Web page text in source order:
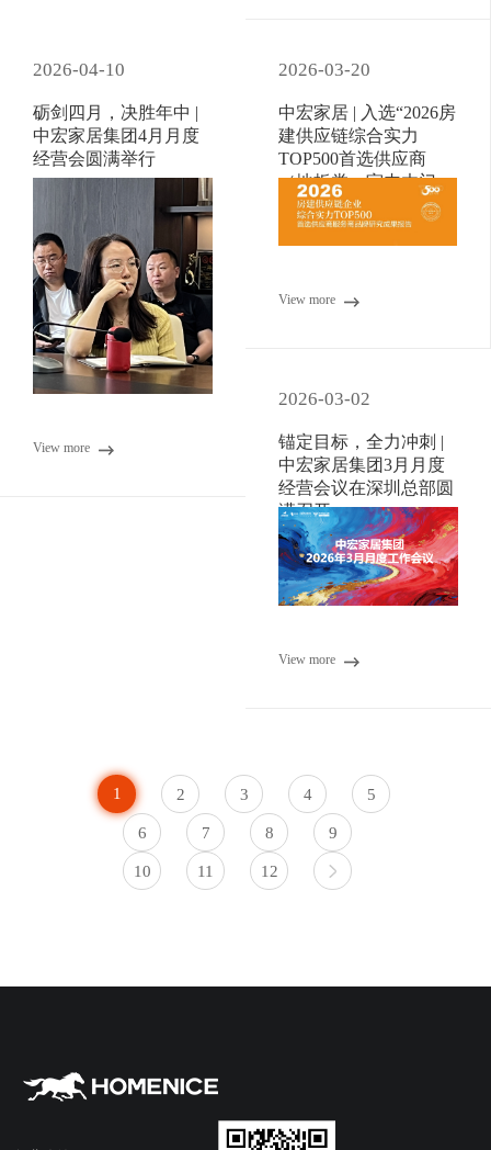
2026-04-10
砺剑四月，决胜年中 |
中宏家居集团4月月度
经营会圆满举行
View more
2026-03-20
中宏家居 | 入选“2026房
建供应链综合实力
TOP500首选供应商
（地板类、室内木门
类）
View more
2026-03-02
锚定目标，全力冲刺 |
中宏家居集团3月月度
经营会议在深圳总部圆
满召开
View more
1 2 3 4 5
6 7 8 9
10 11 12